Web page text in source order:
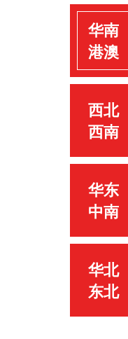
华南
港澳
西北
西南
华东
中南
华北
东北